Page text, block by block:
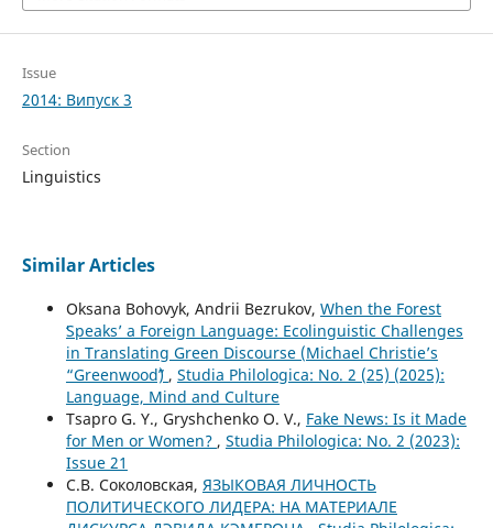
Issue
2014: Випуск 3
Section
Linguistics
Similar Articles
Oksana Bohovyk, Andrii Bezrukov, When the Forest
ʻSpeaksʼ a Foreign Language: Ecolinguistic Challenges
in Translating Green Discourse (Michael Christie’s
“Greenwoodˮ) , Studia Philologica: No. 2 (25) (2025):
Language, Mind and Culture
Tsapro G. Y., Gryshchenko O. V., Fake News: Is it Made
for Men or Women? , Studia Philologica: No. 2 (2023):
Issue 21
С.В. Соколовская, ЯЗЫКОВАЯ ЛИЧНОСТЬ
ПОЛИТИЧЕСКОГО ЛИДЕРА: НА МАТЕРИАЛЕ